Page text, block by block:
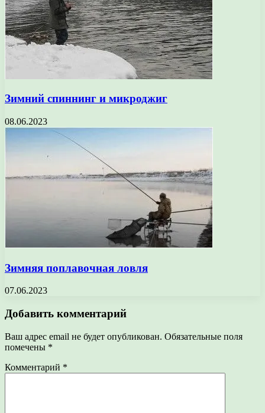
Зимний спиннинг и микроджиг
08.06.2023
Зимняя поплавочная ловля
07.06.2023
Добавить комментарий
Ваш адрес email не будет опубликован. Обязательные поля
помечены *
Комментарий *